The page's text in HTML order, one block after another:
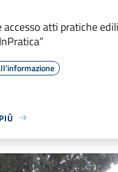
accesso atti pratiche